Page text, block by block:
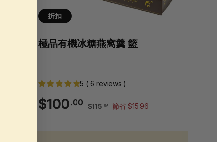
折扣
極品有機冰糖燕窩羹 籃
5 ( 6 reviews )
銷
售
$100.00$100.00
般
$115.96$115.96
節省 $15.96